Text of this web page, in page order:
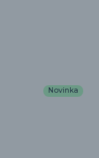
Novinka